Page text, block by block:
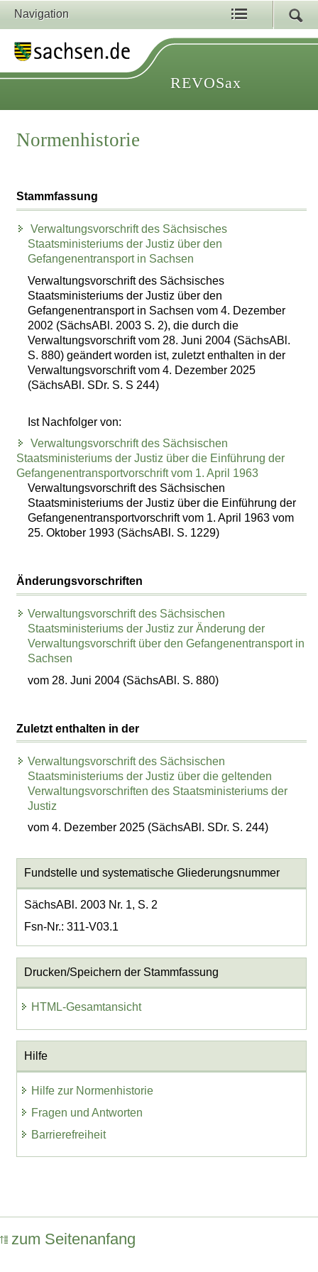
Navigation
REVOSax
Normenhistorie
Stammfassung
Verwaltungsvorschrift des Sächsisches
Staatsministeriums der Justiz über den
Gefangenentransport in Sachsen
Verwaltungsvorschrift des Sächsisches
Staatsministeriums der Justiz über den
Gefangenentransport in Sachsen vom 4. Dezember
2002 (SächsABl. 2003 S. 2), die durch die
Verwaltungsvorschrift vom 28. Juni 2004 (SächsABl.
S. 880) geändert worden ist, zuletzt enthalten in der
Verwaltungsvorschrift vom 4. Dezember 2025
(SächsABl. SDr. S. S 244)
Ist Nachfolger von:
Verwaltungsvorschrift des Sächsischen
Staatsministeriums der Justiz über die Einführung der
Gefangenentransportvorschrift vom 1. April 1963
Verwaltungsvorschrift des Sächsischen
Staatsministeriums der Justiz über die Einführung der
Gefangenentransportvorschrift vom 1. April 1963 vom
25. Oktober 1993 (SächsABl. S. 1229)
Änderungsvorschriften
Verwaltungsvorschrift des Sächsischen
Staatsministeriums der Justiz zur Änderung der
Verwaltungsvorschrift über den Gefangenentransport in
Sachsen
vom 28. Juni 2004 (SächsABl. S. 880)
Zuletzt enthalten in der
Verwaltungsvorschrift des Sächsischen
Staatsministeriums der Justiz über die geltenden
Verwaltungsvorschriften des Staatsministeriums der
Justiz
vom 4. Dezember 2025 (SächsABl. SDr. S. 244)
Fundstelle und systematische Gliederungsnummer
SächsABl. 2003 Nr. 1, S. 2
Fsn-Nr.: 311-V03.1
Drucken/Speichern der Stammfassung
HTML-Gesamtansicht
Hilfe
Hilfe zur Normenhistorie
Fragen und Antworten
Barrierefreiheit
zum Seitenanfang